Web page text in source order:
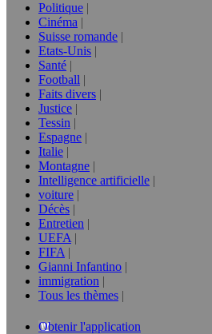
Politique
Cinéma
Suisse romande
Etats-Unis
Santé
Football
Faits divers
Justice
Tessin
Espagne
Italie
Montagne
Intelligence artificielle
voiture
Décès
Entretien
UEFA
FIFA
Gianni Infantino
immigration
Tous les thèmes
Obtenir l'application